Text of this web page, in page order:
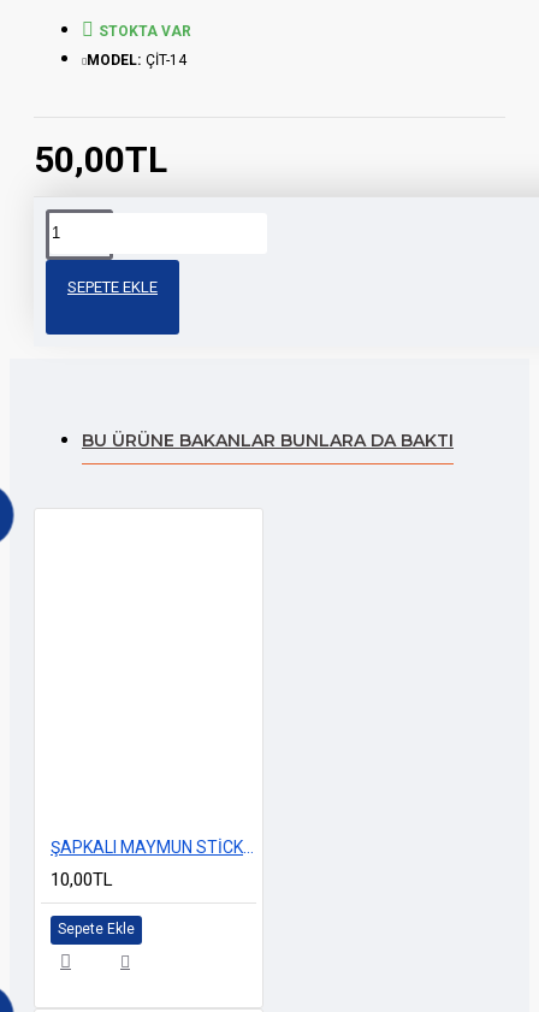
50,00TL
STOKTA VAR
MODEL: ÇİT-14
SEPETE EKLE
Etiketler:
depo
şeridi
BU ÜRÜNE BAKANLAR BUNLARA DA BAKTI
10,00TL
Sepete Ekle